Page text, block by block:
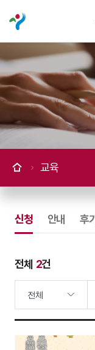
교육
신청선택됨
안내 후기
전체 2건